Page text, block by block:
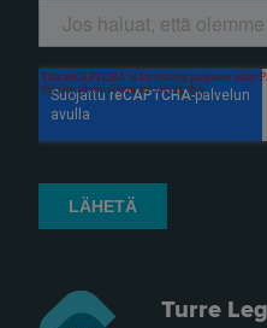
Turre
verkkosivun. Out
the
- Herkko